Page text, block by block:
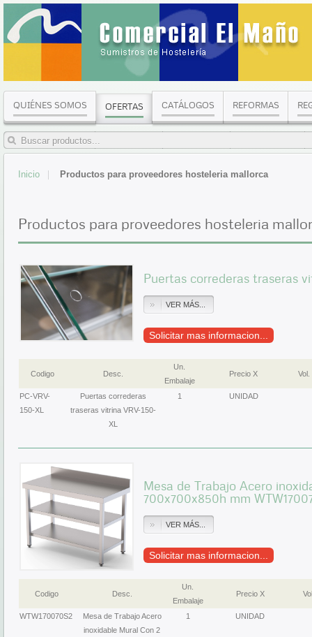
QUIÉNES SOMOS OFERTAS CATÁLOGOS REFORMAS
Inicio Productos para proveedores hosteleria mallorca
Productos para proveedores hosteleria
Puertas correderas traseras
VER MÁS...
Solicitar mas informacion...
Codigo Desc.
Un.
Embalaje
Precio X Vol.
PC-VRV-
150-XL
Puertas correderas
traseras vitrina VRV-150-
XL
1 UNIDAD
Mesa de Trabajo Acero
700x700x850h mm
VER MÁS...
Solicitar mas informacion...
Codigo Desc.
Un.
Embalaje
Precio X
WTW170070S2
Mesa de Trabajo Acero
inoxidable Mural Con 2
1 UNIDAD